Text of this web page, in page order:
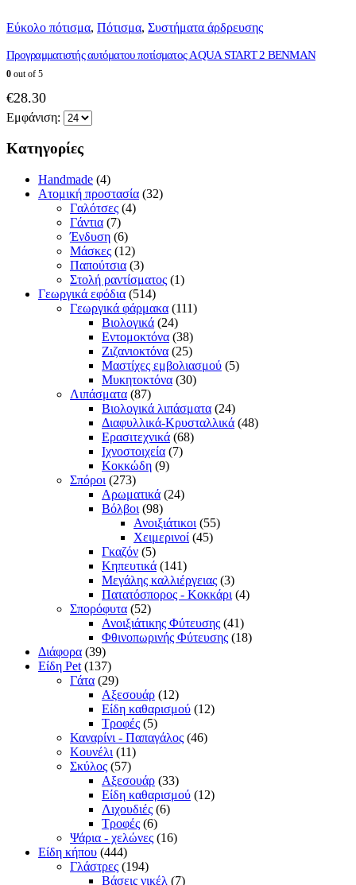
Εύκολο πότισμα, Πότισμα, Συστήματα άρδρευσης
Προγραμματιστής αυτόματου ποτίσματος AQUA START 2 BENMAN
0 out of 5
€28.30
Εμφάνιση:
Κατηγορίες
Handmade (4)
Ατομική προστασία (32)
Γαλότσες (4)
Γάντια (7)
Ένδυση (6)
Μάσκες (12)
Παπούτσια (3)
Στολή ραντίσματος (1)
Γεωργικά εφόδια (514)
Γεωργικά φάρμακα (111)
Βιολογικά (24)
Εντομοκτόνα (38)
Ζιζανιοκτόνα (25)
Μαστίχες εμβολιασμού (5)
Μυκητοκτόνα (30)
Λιπάσματα (87)
Βιολογικά λιπάσματα (24)
Διαφυλλικά-Κρυσταλλικά (48)
Ερασιτεχνικά (68)
Ιχνοστοιχεία (7)
Κοκκώδη (9)
Σπόροι (273)
Αρωματικά (24)
Βόλβοι (98)
Ανοιξιάτικοι (55)
Χειμερινοί (45)
Γκαζόν (5)
Κηπευτικά (141)
Μεγάλης καλλιέργειας (3)
Πατατόσπορος - Κοκκάρι (4)
Σπορόφυτα (52)
Ανοιξιάτικης Φύτευσης (41)
Φθινοπωρινής Φύτευσης (18)
Διάφορα (39)
Είδη Pet (137)
Γάτα (29)
Αξεσουάρ (12)
Είδη καθαρισμού (12)
Τροφές (5)
Καναρίνι - Παπαγάλος (46)
Κουνέλι (11)
Σκύλος (57)
Αξεσουάρ (33)
Είδη καθαρισμού (12)
Λιχουδιές (6)
Τροφές (6)
Ψάρια - χελώνες (16)
Είδη κήπου (444)
Γλάστρες (194)
Βάσεις νικέλ (7)